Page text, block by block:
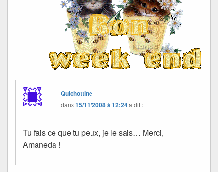
Quichottine
dans15/11/2008 à 12:24a dit :
Tu fais ce que tu peux, je le sais… Merci,
Amaneda !